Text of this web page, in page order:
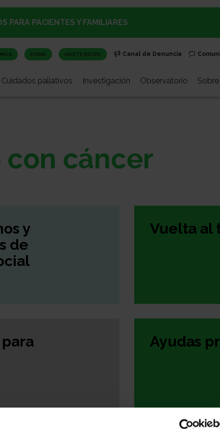
PARA PACIENTES Y FAMILIARES
DONA HAZTE SOCIO Canal de Denuncia
Cuidados paliativos Investigación Observatorio
cáncer
y
de
Vuelta al
Ayudas